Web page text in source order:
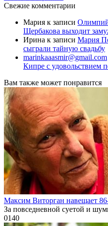
Свежие комментарии
Мария к записи
Щербакова выходит
Ирина к записи Мария
сыграли тайную свадьбу
marinkaaasmir@gmail.com
Кипре с удовольствием
Вам также может понравится
Максим Виторган навещает
За повседневной суетой и
0140